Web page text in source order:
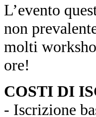
L’evento
non
molti
ore!
COSTI DI
- Iscrizione